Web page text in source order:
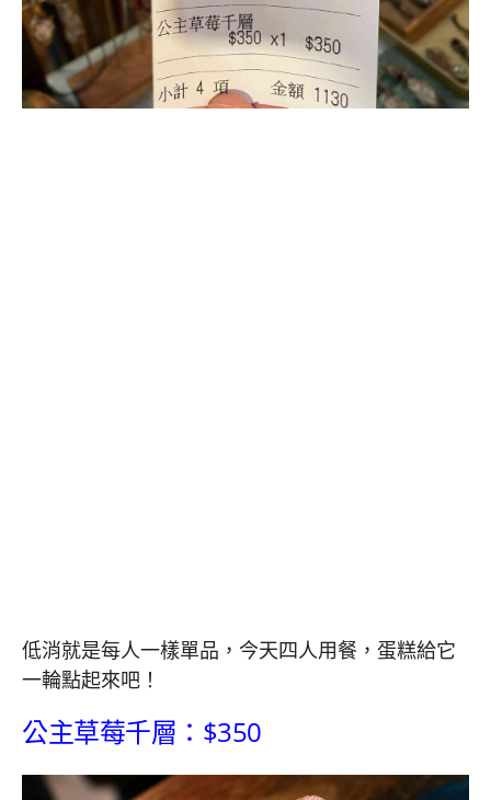
低消就是每人一樣單品，今天四人用餐，蛋糕給它
一輪點起來吧！
公主草莓千層：$350